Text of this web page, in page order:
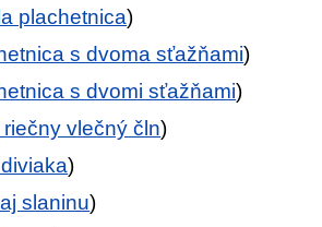
plachetnica)
s dvoma sťažňami)
s dvomi sťažňami)
vlečný čln)
)
slaninu)